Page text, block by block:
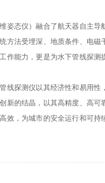
态仪）融合了航天器自主导
法受埋深、地质条件、电
能力，更是为水下管线探测
测仪以其经济性和易用性
的结晶，以其高精度、高
，为城市的安全运行和可持